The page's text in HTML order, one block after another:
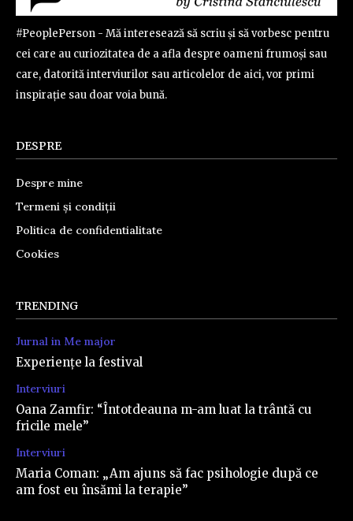
#PeoplePerson - Mă interesează să scriu și să vorbesc pentru
cei care au curiozitatea de a afla despre oameni frumoși sau
care, datorită interviurilor sau articolelor de aici, vor primi
inspirație sau doar voia bună.
DESPRE
Despre mine
Termeni și condiții
Politica de confidentialitate
Cookies
TRENDING
Jurnal in Me major
Experiențe la festival
Interviuri
Oana Zamfir: “Întotdeauna m-am luat la trântă cu
fricile mele”
Interviuri
Maria Coman: „Am ajuns să fac psihologie după ce
am fost eu însămi la terapie”